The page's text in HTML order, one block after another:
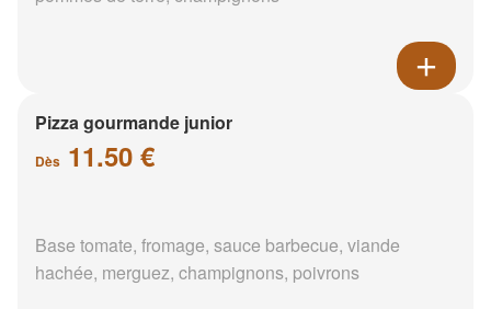
Pizza gourmande junior
Dès 11.50 €
Base tomate, fromage, sauce barbecue, viande
hachée, merguez, champignons, poivrons